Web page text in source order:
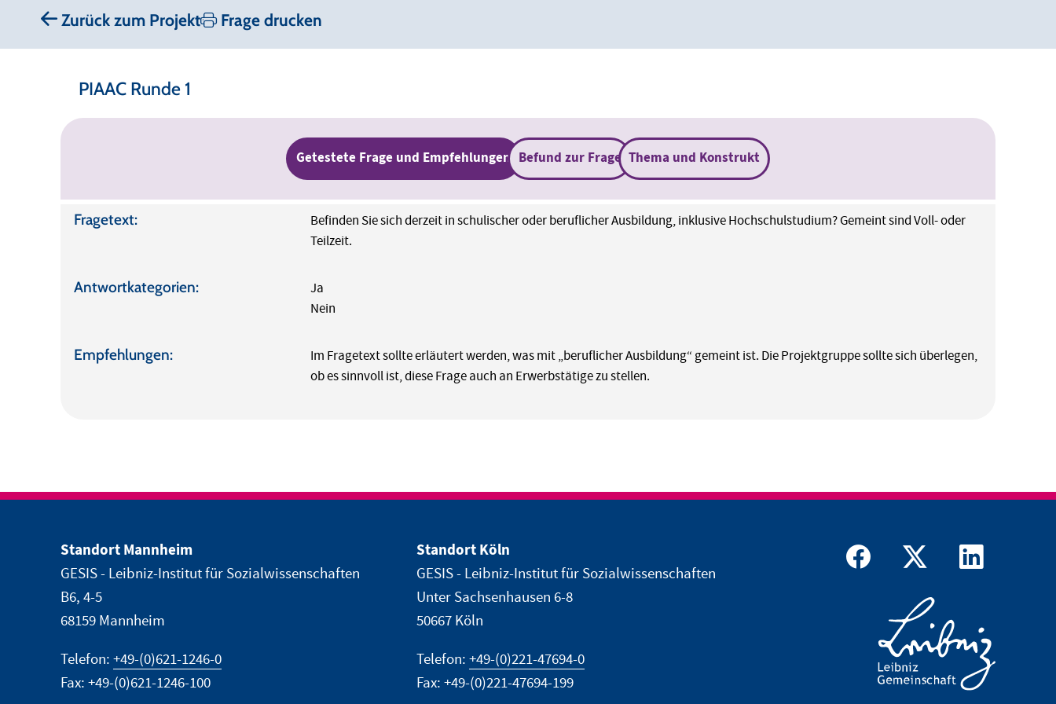
Zurück zum Projekt Frage drucken
PIAAC Runde 1
Getestete Frage und Empfehlungen Befund zur Frage Thema und Konstrukt
Fragetext:
Befinden Sie sich derzeit in schulischer oder beruflicher Ausbildung, inklusive Hochschulstudium? Gemeint sind Voll- oder
Teilzeit.
Antwortkategorien:
Ja
Nein
Empfehlungen:
Im Fragetext sollte erläutert werden, was mit „beruflicher Ausbildung“ gemeint ist. Die Projektgruppe sollte sich überlegen,
ob es sinnvoll ist, diese Frage auch an Erwerbstätige zu stellen.
Standort Mannheim
GESIS - Leibniz-Institut für Sozialwissenschaften
B6, 4-5
68159 Mannheim
Telefon: +49-(0)621-1246-0
Fax: +49-(0)621-1246-100
Standort Köln
GESIS - Leibniz-Institut für Sozialwissenschaften
Unter Sachsenhausen 6-8
50667 Köln
Telefon: +49-(0)221-47694-0
Fax: +49-(0)221-47694-199